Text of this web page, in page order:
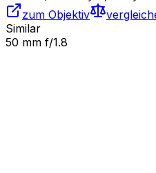
zum Objektiv
Similar
50 mm f/1.8